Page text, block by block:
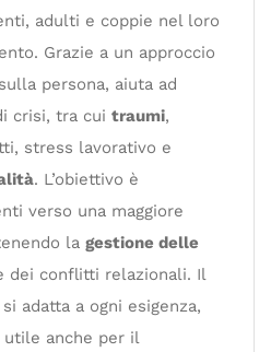
adulti e coppie nel loro
Grazie a un approccio
persona, aiuta ad
crisi, tra cui traumi,
stress lavorativo e
. L’obiettivo è
verso una maggiore
la gestione delle
dei conflitti relazionali. Il
adatta a ogni esigenza,
anche per il